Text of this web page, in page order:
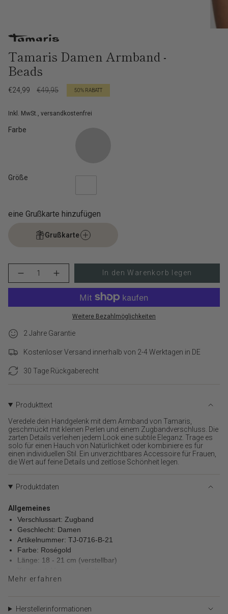
Tamaris Damen Armband -
Beads
Verkaufspreis
€24,99
Regulärer
€49,95 50% RABATT
Inkl. MwSt., versandkostenfrei
Farbe
Größe
eine Grußkarte hinzufügen
Grußkarte
class=\"quantity-
{{
</span>
Warenkorb",
"decrease"=>"Menge
für
}}
"multiples_of"=>"Schritte
von
{{
quantity
}}",
{{
}}",
"maximum_of"=>"Maximum
von
{{
quantity
}}"}
Menge
für
Tamaris
Schaltfläche
Menge
Armband
Beads">
In den Warenkorb legen
Weitere Bezahlmöglichkeiten
2 Jahre Garantie
Kostenloser Versand innerhalb von 2-4 Werktagen in DE
30 Tage Rückgaberecht
Produkttext
Veredele dein Handgelenk mit dem Armband von Tamaris,
geschmückt mit kleinen Perlen und einem Zugbandverschluss. Die
zarten Details verleihen jedem Look eine subtile Eleganz. Trage es
solo für einen Hauch von Natürlichkeit oder kombiniere es für
einen individuellen Stil. Ein unverzichtbares Accessoire für Frauen,
die Wert auf feine Details und zeitlose Schönheit legen.
Produktdaten
Allgemeines
Verschlussart: Zugband
Geschlecht: Damen
Artikelnummer: TJ-0716-B-21
Farbe: Roségold
Länge: 18 - 21 cm (verstellbar)
Material
Polierung: Poliert
Mehr erfahren
Herstellerinformationen